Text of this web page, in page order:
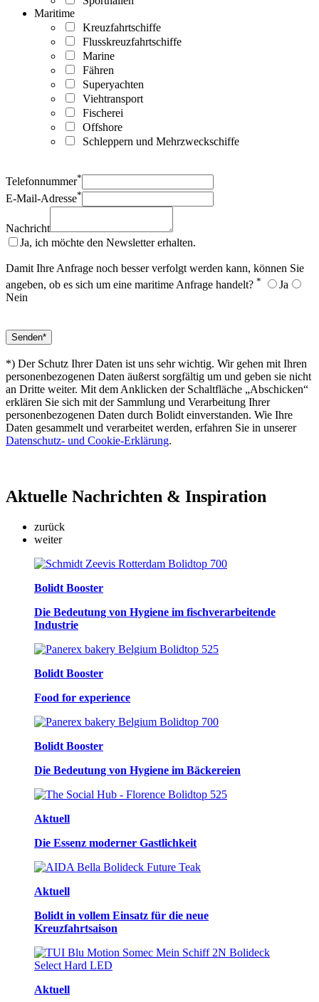
Maritime
Kreuzfahrtschiffe
Flusskreuzfahrtschiffe
Marine
Fähren
Superyachten
Viehtransport
Fischerei
Offshore
Schleppern und Mehrzweckschiffe
Telefonnummer*
E-Mail-Adresse*
Nachricht
Ja, ich möchte den Newsletter erhalten.
Damit Ihre Anfrage noch besser verfolgt werden kann, können Sie
angeben, ob es sich um eine maritime Anfrage handelt? *
Ja
Nein
*) Der Schutz Ihrer Daten ist uns sehr wichtig. Wir gehen mit Ihren
personenbezogenen Daten äußerst sorgfältig um und geben sie nicht
an Dritte weiter. Mit dem Anklicken der Schaltfläche „Abschicken“
erklären Sie sich mit der Sammlung und Verarbeitung Ihrer
personenbezogenen Daten durch Bolidt einverstanden. Wie Ihre
Daten gesammelt und verarbeitet werden, erfahren Sie in unserer
Datenschutz- und Cookie-Erklärung.
Aktuelle Nachrichten & Inspiration
zurück
weiter
Bolidt Booster
Die Bedeutung von Hygiene im fischverarbeitende
Industrie
Bolidt Booster
Food for experience
Bolidt Booster
Die Bedeutung von Hygiene im Bäckereien
Aktuell
Die Essenz moderner Gastlichkeit
Aktuell
Bolidt in vollem Einsatz für die neue
Kreuzfahrtsaison
Aktuell